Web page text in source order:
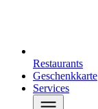
Restaurants
Geschenkkarte
Services